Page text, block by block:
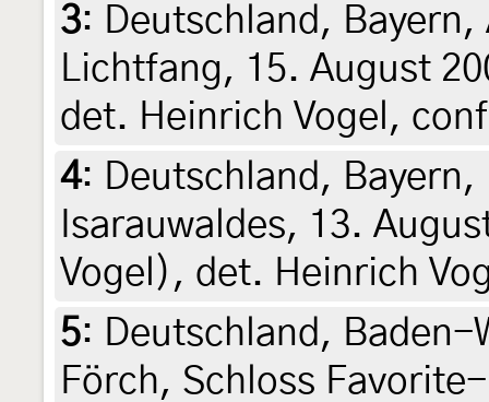
3: Deutschland,
Lichtfang, 15. August
det. Heinrich Vogel,
4: Deutschland,
Isarauwaldes, 13.
Vogel), det. Heinrich
5: Deutschland,
Förch, Schloss